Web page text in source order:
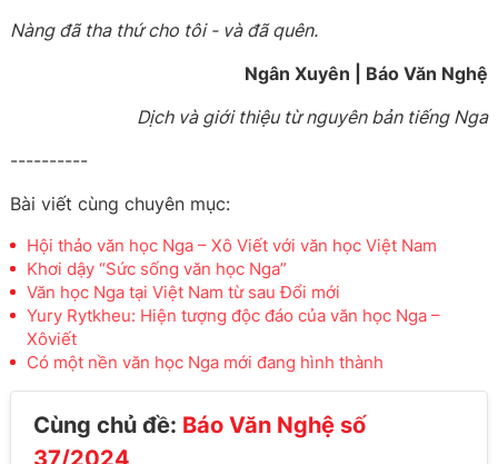
Nàng đã tha thứ cho tôi - và đã quên.
Ngân Xuyên | Báo Văn Nghệ
Dịch và giới thiệu từ nguyên bản tiếng Nga
----------
Bài viết cùng chuyên mục:
Hội thảo văn học Nga – Xô Viết với văn học Việt Nam
Khơi dậy “Sức sống văn học Nga”
Văn học Nga tại Việt Nam từ sau Đổi mới
Yury Rytkheu: Hiện tượng độc đáo của văn học Nga –
Xôviết
Có một nền văn học Nga mới đang hình thành
Cùng chủ đề: Báo Văn Nghệ số
37/2024